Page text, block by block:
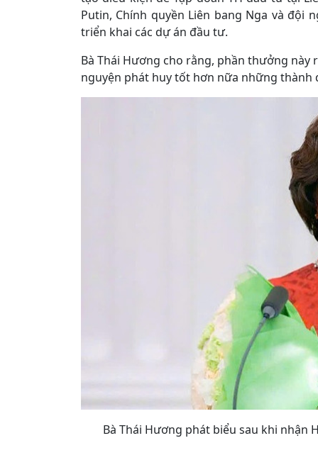
Putin, Chính quyền Liên bang Nga và đội
triển khai các dự án đầu tư.
Bà Thái Hương cho rằng, phần thưởng
nguyện phát huy tốt hơn nữa những thành
Bà Thái Hương phát biểu sau khi nhận